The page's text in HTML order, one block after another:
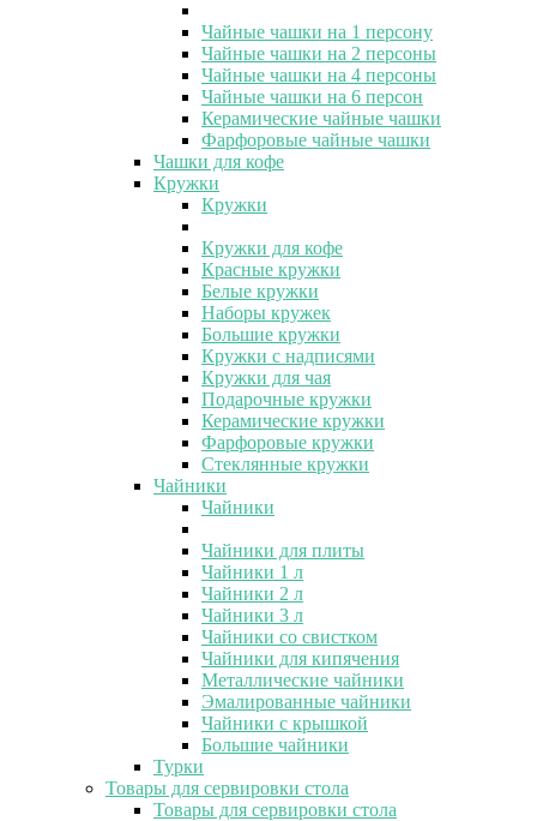
Чайные чашки на 1 персону
Чайные чашки на 2 персоны
Чайные чашки на 4 персоны
Чайные чашки на 6 персон
Керамические чайные чашки
Фарфоровые чайные чашки
Чашки для кофе
Кружки
Кружки
Кружки для кофе
Красные кружки
Белые кружки
Наборы кружек
Большие кружки
Кружки с надписями
Кружки для чая
Подарочные кружки
Керамические кружки
Фарфоровые кружки
Стеклянные кружки
Чайники
Чайники
Чайники для плиты
Чайники 1 л
Чайники 2 л
Чайники 3 л
Чайники со свистком
Чайники для кипячения
Металлические чайники
Эмалированные чайники
Чайники с крышкой
Большие чайники
Турки
Товары для сервировки стола
Товары для сервировки стола